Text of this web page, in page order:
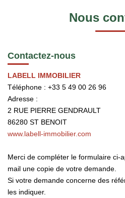
AVIS DE
NOUS
Nous
Contactez-nous
LABELL IMMOBILIER
Téléphone : +33 5 49 00 26 96
Adresse :
2 RUE PIERRE GENDRAULT
86280 ST BENOIT
www.labell-immobilier.com
Merci de compléter le formulaire ci-
mail une copie de votre demande.
Si votre demande concerne des
les indiquer.